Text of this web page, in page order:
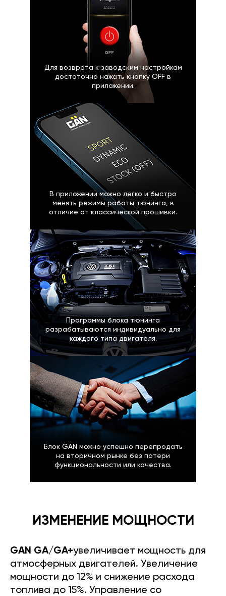
Для возврата к заводским настройкам
достаточно нажать кнопку OFF в
приложении.
В приложении можно легко и быстро
менять режимы работы тюнинга, в
отличие от классической прошивки.
Программы блока тюнинга
разрабатываются индивидуально для
каждого типа двигателя.
Блок GAN можно успешно перепродать
на вторичном рынке без потери
функциональности или качества.
ИЗМЕНЕНИЕ МОЩНОСТИ
GAN GA/GA+увеличивает мощность для
атмосферных двигателей. Увеличение
мощности до 12% и снижение расхода
топлива до 15%. Управление со